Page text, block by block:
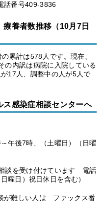
話番号409‐3836
養者数推移（10月7日
累計は578人です。現在、
の内訳は病院に入院している
17人、調整中の人が5人で
ス感染症相談センターへ
午後7時、（土曜日）（日曜
談を受け付けています 電話
曜日）祝日休日を含む）
が難しい人は ファックス番